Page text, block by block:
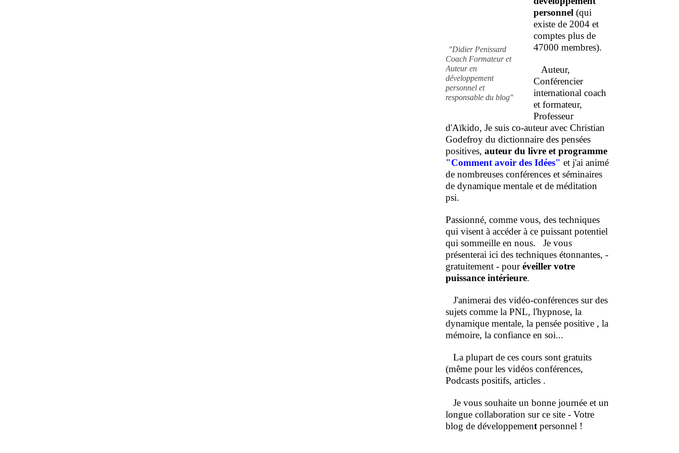
"Didier Penissard
Coach Formateur et
Auteur en
développement
personnel et
responsable du blog"
personnel (qui
existe de 2004 et
comptes plus de
47000 membres).
Auteur,
Conférencier
international coach
et formateur,
Professeur
d'Aïkido, Je suis co-auteur avec Christian
Godefroy du dictionnaire des pensées
positives, auteur du livre et programme
"Comment avoir des Idées" et j'ai animé
de nombreuses conférences et séminaires
de dynamique mentale et de méditation
psi.
Passionné, comme vous, des techniques
qui visent à accéder à ce puissant potentiel
qui sommeille en nous. Je vous
présenterai ici des techniques étonnantes, -
gratuitement - pouréveiller votre
puissance intérieure.
J'animerai des vidéo-conférences sur des
sujets comme la PNL, l'hypnose, la
dynamique mentale, la pensée positive , la
mémoire, la confiance en soi...
La plupart de ces cours sont gratuits
(même pour les vidéos conférences,
Podcasts positifs, articles .
Je vous souhaite un bonne journée et un
longue collaboration sur ce site - Votre
blog de développement personnel !